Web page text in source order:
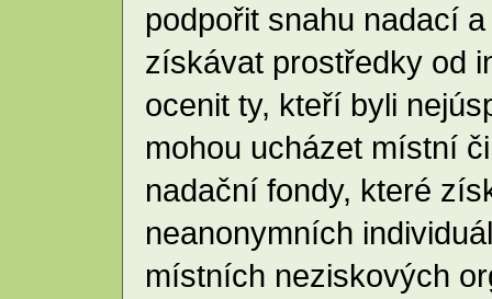
podpořit snahu nadací
získávat prostředky od
ocenit ty, kteří byli
mohou ucházet místní
nadační fondy, které
neanonymních
místních neziskových